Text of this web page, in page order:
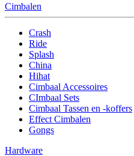
Cimbalen
Crash
Ride
Splash
China
Hihat
Cimbaal Accessoires
CImbaal Sets
Cimbaal Tassen en -koffers
Effect Cimbalen
Gongs
Hardware